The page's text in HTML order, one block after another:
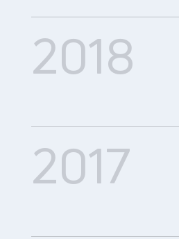
2018
2017